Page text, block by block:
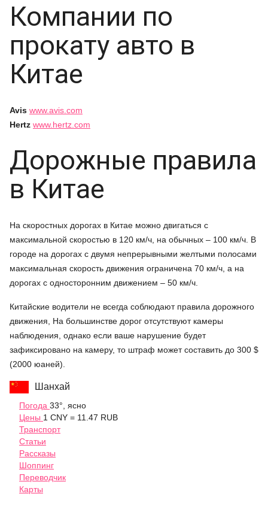
Компании по
прокату авто в
Китае
Avis www.avis.com
Hertz www.hertz.com
Дорожные правила
в Китае
На скоростных дорогах в Китае можно двигаться с
максимальной скоростью в 120 км/ч, на обычных – 100 км/ч. В
городе на дорогах с двумя непрерывными желтыми полосами
максимальная скорость движения ограничена 70 км/ч, а на
дорогах с односторонним движением – 50 км/ч.
Китайские водители не всегда соблюдают правила дорожного
движения, На большинстве дорог отсутствуют камеры
наблюдения, однако если ваше нарушение будет
зафиксировано на камеру, то штраф может составить до 300 $
(2000 юаней).
Шанхай
Погода 33°, ясно
Цены 1 CNY = 11.47 RUB
Транспорт
Статьи
Рассказы
Шоппинг
Переводчик
Карты